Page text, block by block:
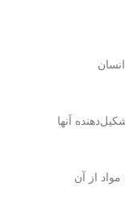
آنها
از آن